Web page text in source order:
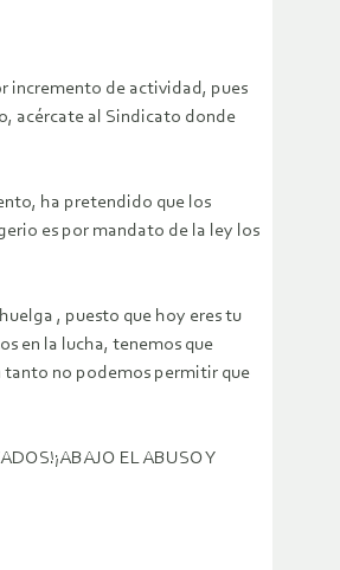
incremento de actividad, pues
acércate al Sindicato donde
ha pretendido que los
es por mandato de la ley los
, puesto que hoy eres tu
en la lucha, tenemos que
tanto no podemos permitir que
EL ABUSO Y